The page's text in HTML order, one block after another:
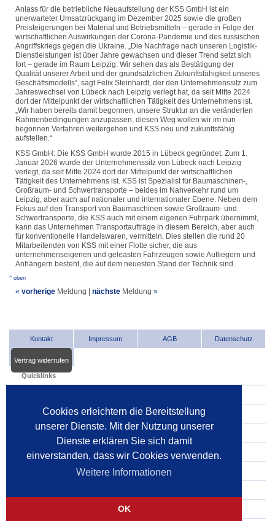
Cookies erleichtern die Bereitstellung
unserer Dienste. Mit der Nutzung unserer
Dienste erklären Sie sich damit
einverstanden, dass wir Cookies verwenden.
Weitere Informationen
OK
Anlass für die betriebliche Neuaufstellung der KSS GmbH ist ein
unerwarteter Umsatzrückgang im Dezember 2025 sowie die großen
Preisteigerungen bei Material und Betriebsmitteln – gerade in Folge der
wirtschaftlichen Auswirkungen der Corona-Pandemie und des russischen
Angriffskriegs gegen die Ukraine. „Die Nachfrage nach unseren Logistik-
Dienstleistungen ist über Jahre gewachsen und dieser Trend setzt sich
fort – gerade im Raum Leipzig. Wir sehen das als Bestätigung der
Qualität unserer Arbeit und der grundsätzlichen Zukunftsfähigkeit unseres
Geschäftsmodells“, sagt Felix Steinhardt, der den Unternehmenssitz zum
Jahreswechsel von Lübeck nach Leipzig verlegt hat, da seit Mitte 2024
dort der Mittelpunkt der wirtschaftlichen Tätigkeit des Unternehmens ist.
„Wir haben bereits damit begonnen, unsere Struktur an die veränderten
Rahmenbedingungen anzupassen, diesen Weg wollen wir im nun
begonnen Verfahren weitergehen und KSS neu und zukunftsfähig
aufstellen.“
KSS GmbH: Die KSS GmbH wurde 2015 in Lübeck gegründet. Zum 1.
Januar 2026 wurde der Unternehmenssitz von Lübeck nach Leipzig
verlegt, da seit Mitte 2024 dort der Mittelpunkt der wirtschaftlichen
Tätigkeit des Unternehmens ist. KSS ist Spezialist für Baumaschinen-,
Großraum- und Schwertransporte – beides im Nahverkehr rund um
Leipzig, aber auch auf nationaler und internationaler Ebene. Neben dem
Fokus auf den Transport von Baumaschinen sowie Großraum- und
Schwertransporte, die KSS auch mit einem eigenen Fuhrpark übernimmt,
kann das Unternehmen Transportaufträge in diesem Bereich, aber auch
für konventionelle Handelswaren, vermitteln. Dies stellen die rund 20
Mitarbeitenden von KSS mit einer Flotte sicher, die aus
unternehmenseigenen und geleasten Fahrzeugen sowie Aufliegern und
Anhängern besteht, die auf dem neuesten Stand der Technik sind.
^ oben
« vorherige Meldung nächste Meldung »
Kontakt Impressum AGB Datenschutz
Vertrag widerrufen
Quicklinks
INDat.extra
Dienstleister im Internet